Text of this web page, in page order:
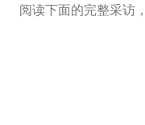
阅读下面的完整采访